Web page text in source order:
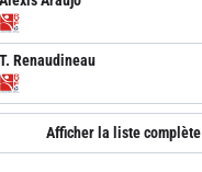
T. Renaudineau
Afficher la liste complète